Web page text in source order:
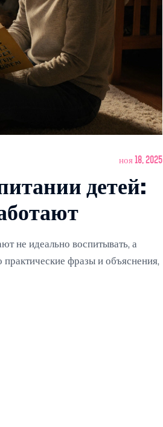
ноя 18, 2025
детей:
не идеально воспитывать, а
практические фразы и объяснения,